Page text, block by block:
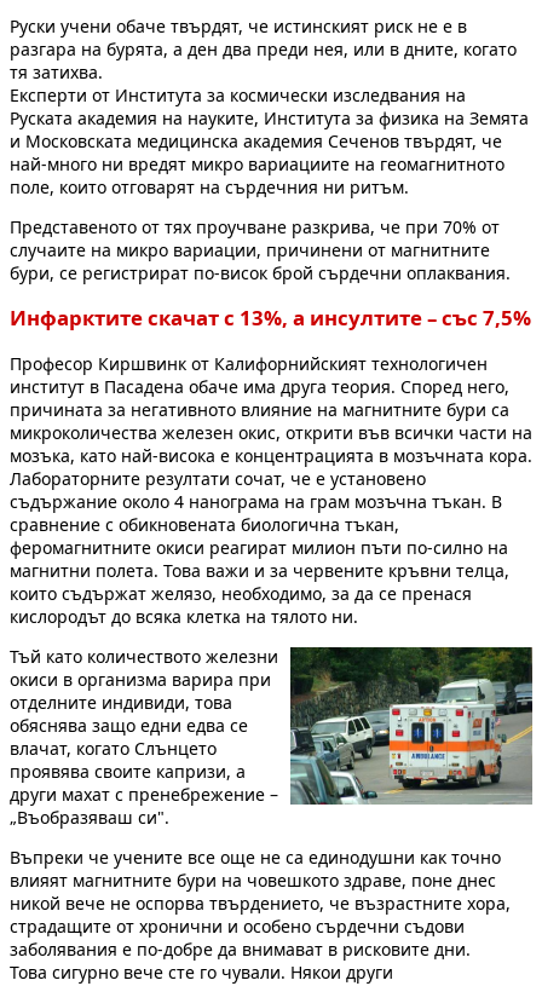
Руски учени обаче твърдят, че истинският риск не е в
разгара на бурята, а ден два преди нея, или в дните, когато
тя затихва.
Експерти от Института за космически изследвания на
Руската академия на науките, Института за физика на Земята
и Московската медицинска академия Сеченов твърдят, че
най-много ни вредят микро вариациите на геомагнитното
поле, които отговарят на сърдечния ни ритъм.
Представеното от тях проучване разкрива, че при 70% от
случаите на микро вариации, причинени от магнитните
бури, се регистрират по-висок брой сърдечни оплаквания.
Инфарктите скачат с 13%, а инсултите – със 7,5%
Професор Киршвинк от Калифорнийският технологичен
институт в Пасадена обаче има друга теория. Според него,
причината за негативното влияние на магнитните бури са
микроколичества железен окис, открити във всички части на
мозъка, като най-висока е концентрацията в мозъчната кора.
Лабораторните резултати сочат, че е установено
съдържание около 4 нанограма на грам мозъчна тъкан. В
сравнение с обикновената биологична тъкан,
феромагнитните окиси реагират милион пъти по-силно на
магнитни полета. Това важи и за червените кръвни телца,
които съдържат желязо, необходимо, за да се пренася
кислородът до всяка клетка на тялото ни.
Тъй като количеството железни
окиси в организма варира при
отделните индивиди, това
обяснява защо едни едва се
влачат, когато Слънцето
проявява своите капризи, а
други махат с пренебрежение –
„Въобразяваш си".
Въпреки че учените все още не са единодушни как точно
влияят магнитните бури на човешкото здраве, поне днес
никой вече не оспорва твърдението, че възрастните хора,
страдащите от хронични и особено сърдечни съдови
заболявания е по-добре да внимават в рисковите дни.
Това сигурно вече сте го чували. Някои други